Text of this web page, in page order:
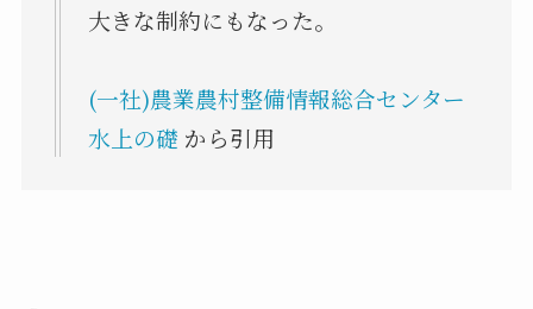
大きな制約にもなった。
(一社)農業農村整備情報総合センター
水上の礎 から引用